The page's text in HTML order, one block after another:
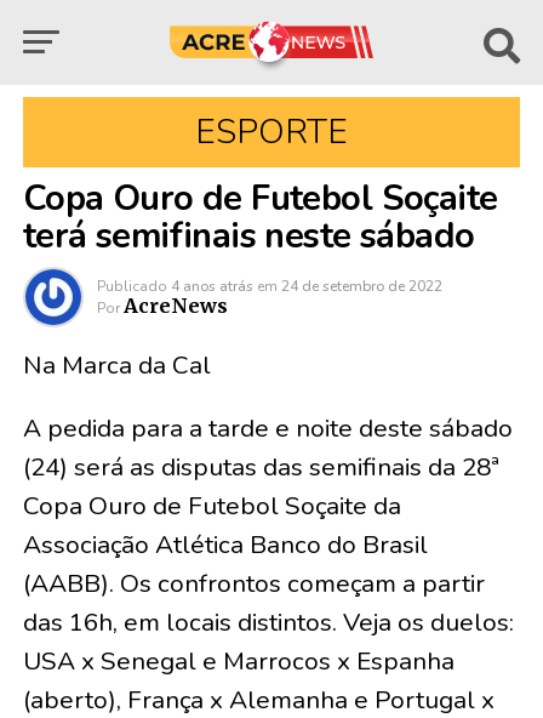
ESPORTE
Copa Ouro de Futebol Soçaite
terá semifinais neste sábado
Publicado 4 anos atrás em 24 de setembro de 2022
Por AcreNews
Na Marca da Cal
A pedida para a tarde e noite deste sábado
(24) será as disputas das semifinais da 28ª
Copa Ouro de Futebol Soçaite da
Associação Atlética Banco do Brasil
(AABB). Os confrontos começam a partir
das 16h, em locais distintos. Veja os duelos:
USA x Senegal e Marrocos x Espanha
(aberto), França x Alemanha e Portugal x